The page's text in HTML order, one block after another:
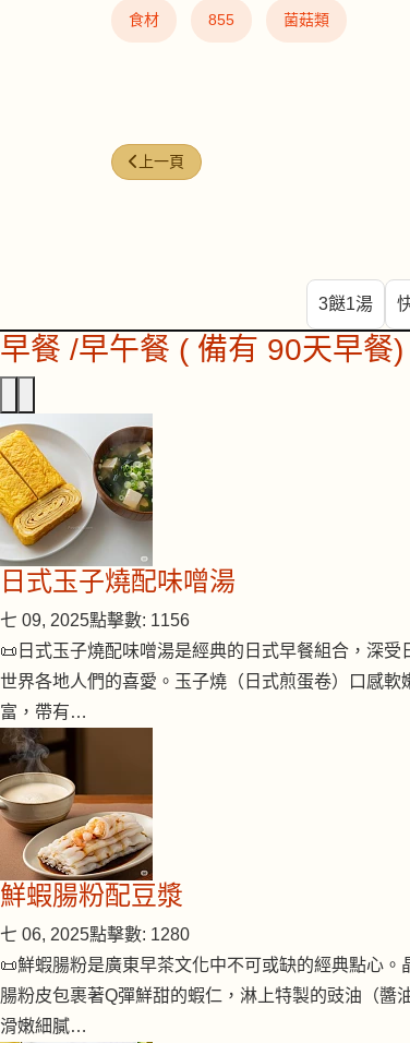
食材 855 菌菇類
上一篇文章: 西洋菜 (Watercress)
上一頁
3餸1湯
早餐 /早午餐 ( 備有 90天早餐)
日式玉子燒配味噌湯
七 09, 2025點擊數: 1156
📜日式玉子燒配味噌湯是經典的日式早餐組合，深受
世界各地人們的喜愛。玉子燒（日式煎蛋卷）口感軟
富，帶有…
鮮蝦腸粉配豆漿
七 06, 2025點擊數: 1280
📜鮮蝦腸粉是廣東早茶文化中不可或缺的經典點心。
腸粉皮包裹著Q彈鮮甜的蝦仁，淋上特製的豉油（醬
滑嫩細膩…